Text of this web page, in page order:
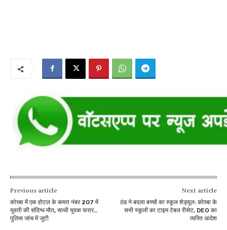
Previous article
कोरबा में एक होटल के कमरा नंबर 207 में
युवती की संदिग्ध मौत, साथी युवक फरार…
पुलिस जांच में जुटी
Next article
ठंड ने बदला बच्चों का स्कूल शेड्यूल: कोरबा के
सभी स्कूलों का टाइम टेबल रीसेट, DEO का
त्वरित आदेश